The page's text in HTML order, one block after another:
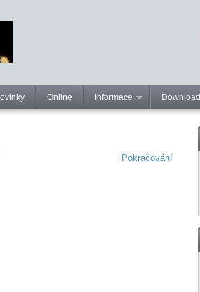
Online Informace Download
Pokračování